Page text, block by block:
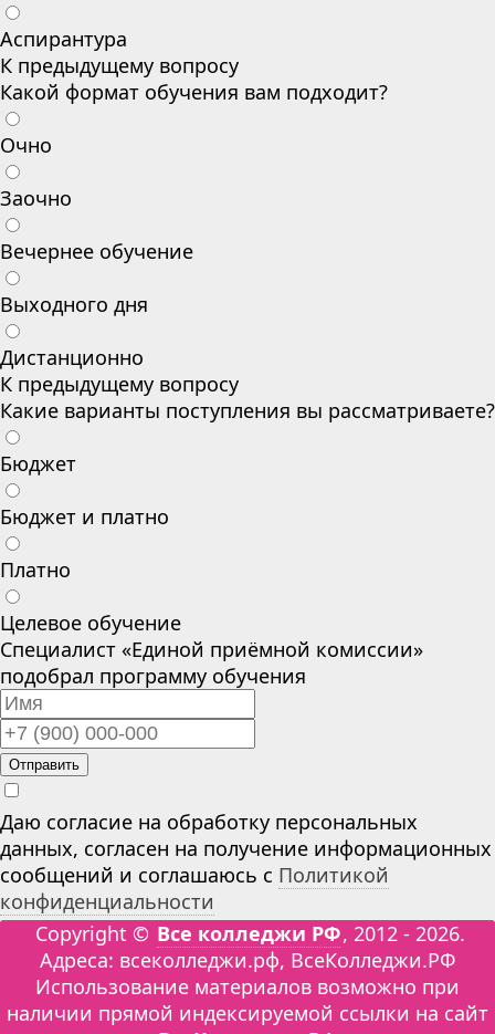
Аспирантура
К предыдущему вопросу
Какой формат обучения вам подходит?
Очно
Заочно
Вечернее обучение
Выходного дня
Дистанционно
К предыдущему вопросу
Какие варианты поступления вы рассматриваете?
Бюджет
Бюджет и платно
Платно
Целевое обучение
Специалист «Единой приёмной комиссии»
подобрал программу обучения
Отправить
Даю согласие на обработку персональных
данных, согласен на получение информационных
сообщений и соглашаюсь с Политикой
конфиденциальности
Copyright © Все колледжи РФ, 2012 - 2026.
Адреса: всеколледжи.рф, ВсеКолледжи.РФ
Использование материалов возможно при
наличии прямой индексируемой ссылки на сайт